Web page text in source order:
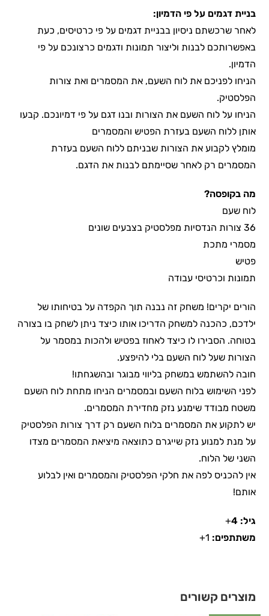
בניית דגמים על פי הדמיון:
לאחר שרכשתם ניסיון בבניית דגמים על פי כרטיסים, כעת
באפשרותכם לבנות וליצור תמונות ודגמים כרצונכם על פי
הדמיון.
הניחו לפניכם את לוח השעם, את המסמרים ואת צורות
הפלסטיק.
הניחו על לוח השעם את הצורות ובנו דגם על פי דמיונכם. קבעו
אותן ללוח השעם בעזרת הפטיש והמסמרים
מומלץ לקבוע את הצורות שבניתם ללוח השעם בעזרת
המסמרים רק לאחר שסיימתם לבנות את הדגם.
מה בקופסה?
לוח שעם
36 צורות הנדסיות מפלסטיק בצבעים שונים
מסמרי מתכת
פטיש
תמונות וכרטיסי עבודה
הורים יקרים! משחק זה נבנה תוך הקפדה על בטיחותו של
ילדכם, כהכנה למשחק הדריכו אותו כיצד ניתן לשחק בו בצורה
בטוחה. הסבירו לו כיצד לאחוז בפטיש ולהכות במסמר על
הצורות שעל לוח השעם בלי להיפצע.
חובה להשתמש במשחק בליווי מבוגר ובהשגחתו!
לפני השימוש בלוח השעם ובמסמרים הניחו מתחת לוח השעם
משטח מבודד שימנע נזק מחדירת המסמרים.
יש לתקוע את המסמרים בלוח השעם רק דרך צורות הפלסטיק
על מנת למנוע נזק שייגרם כתוצאה מיציאת המסמרים מצדו
השני של הלוח.
אין להכניס לפה את חלקי הפלסטיק והמסמרים ואין לבלוע
אותם!
גיל: 4 +
משתתפים:
מוצרים קשורים